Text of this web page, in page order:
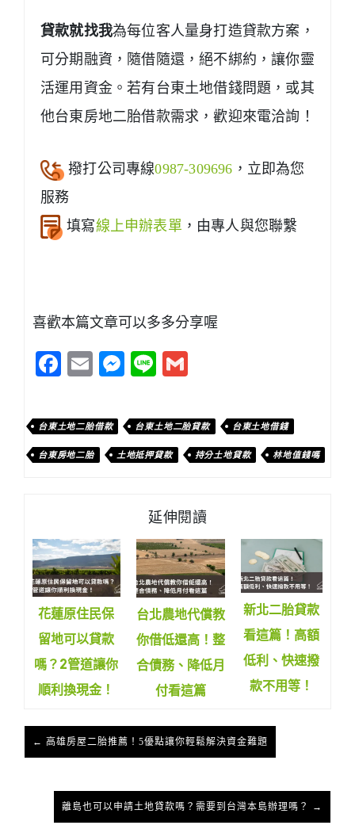
貸款就找我為每位客人量身打造貸款方案，
可分期融資，隨借隨還，絕不綁約，讓你靈
活運用資金。若有台東土地借錢問題，或其
他台東房地二胎借款需求，歡迎來電洽詢！
撥打公司專線0987-309696 ，立即為您
服務
填寫線上申辦表單 ，由專人與您聯繫
喜歡本篇文章可以多多分享喔
Facebook
EmailMessenger
Line
台東土地二胎借款 台東土地二胎貸款 台東土地借錢
台東房地二胎 土地抵押貸款 持分土地貸款 林地值錢嗎
延伸閱讀
花蓮原住民保
留地可以貸款
嗎？2管道讓你
順利換現金！
台北農地代償教
你借低還高！整
合債務、降低月
付看這篇
新北二胎貸款
看這篇！高額
低利、快速撥
款不用等！
← 高雄房屋二胎推薦！5優點讓你輕鬆解決資金難題
離島也可以申請土地貸款嗎？需要到台灣本島辦理嗎？ →